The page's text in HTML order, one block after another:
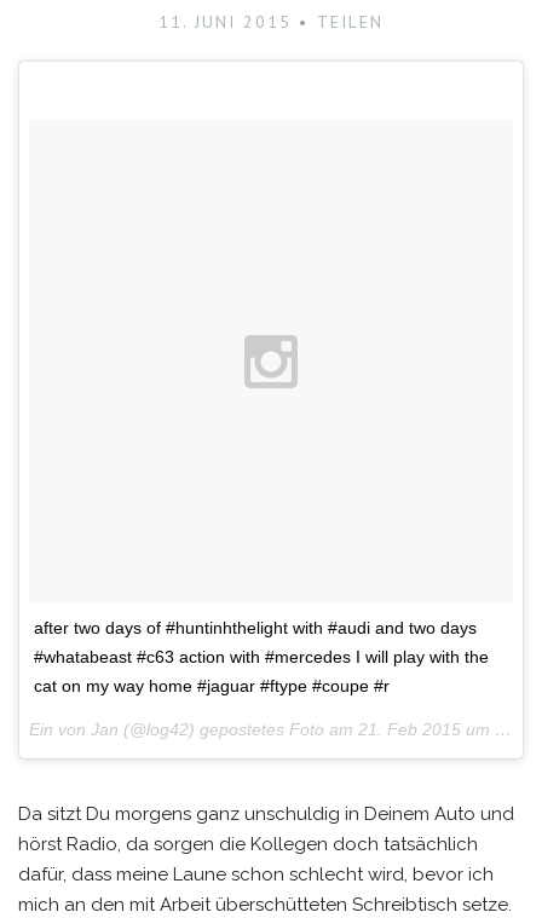
11. JUNI 2015 TEILEN
after two days of #huntinhthelight with #audi and two days
#whatabeast #c63 action with #mercedes I will play with the
cat on my way home #jaguar #ftype #coupe #r
Ein von Jan (@log42) gepostetes Foto am 21. Feb 2015 um 14:08 Uhr
Da sitzt Du morgens ganz unschuldig in Deinem Auto und
hörst Radio, da sorgen die Kollegen doch tatsächlich
dafür, dass meine Laune schon schlecht wird, bevor ich
mich an den mit Arbeit überschütteten Schreibtisch setze.